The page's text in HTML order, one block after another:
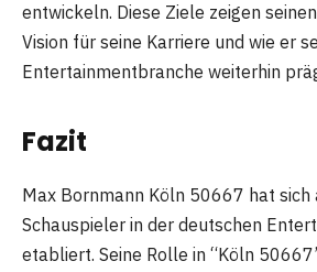
entwickeln. Diese Ziele zeigen
Vision für seine Karriere und wie er
Entertainmentbranche weiterhin
Fazit
Max Bornmann Köln 50667 hat
Schauspieler in der deutschen
etabliert. Seine Rolle in “Köln